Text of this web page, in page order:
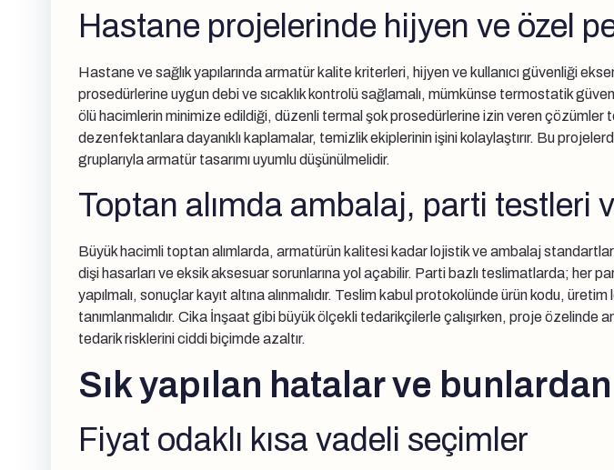
Hastane projelerinde hijyen ve özel
Hastane ve sağlık yapılarında armatür kalite kriterleri, hijyen ve kullanıcı güvenliği
prosedürlerine uygun debi ve sıcaklık kontrolü sağlamalı, mümkünse termostatik
ölü hacimlerin minimize edildiği, düzenli termal şok prosedürlerine izin veren
dezenfektanlara dayanıklı kaplamalar, temizlik ekiplerinin işini kolaylaştırır. Bu
gruplarıyla armatür tasarımı uyumlu düşünülmelidir.
Toptan alımda ambalaj, parti testleri
Büyük hacimli toptan alımlarda, armatürün kalitesi kadar lojistik ve ambalaj
dişi hasarları ve eksik aksesuar sorunlarına yol açabilir. Parti bazlı teslimatlarda; her
yapılmalı, sonuçlar kayıt altına alınmalıdır. Teslim kabul protokolünde ürün kodu,
tanımlanmalıdır. Cika İnşaat gibi büyük ölçekli tedarikçilerle çalışırken, proje
tedarik risklerini ciddi biçimde azaltır.
Sık yapılan hatalar ve
Fiyat odaklı kısa vadeli seçimler